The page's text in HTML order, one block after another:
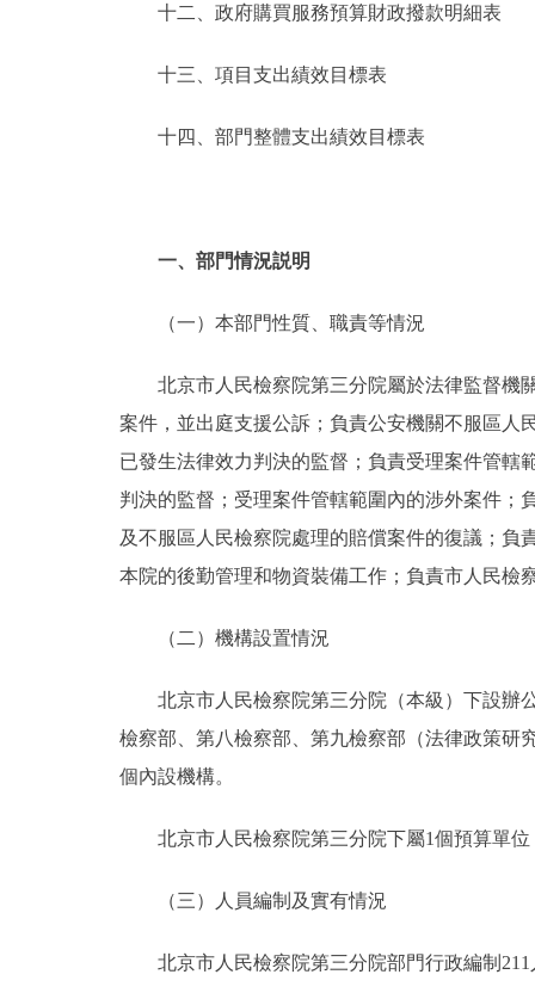
十二、政府購買服務預算財政撥款明細表
十三、項目支出績效目標表
十四、部門整體支出績效目標表
一、部門情況説明
（一）本部門性質、職責等情況
北京市人民檢察院第三分院屬於法律監督機關
案件，並出庭支援公訴；負責公安機關不服區人
已發生法律效力判決的監督；負責受理案件管轄
判決的監督；受理案件管轄範圍內的涉外案件；
及不服區人民檢察院處理的賠償案件的復議；
本院的後勤管理和物資裝備工作；負責市人民檢
（二）機構設置情況
北京市人民檢察院第三分院（本級）下設辦公
檢察部、第八檢察部、第九檢察部（法律政策研
個內設機構。
北京市人民檢察院第三分院下屬1個預算單位
（三）人員編制及實有情況
北京市人民檢察院第三分院部門行政編制211